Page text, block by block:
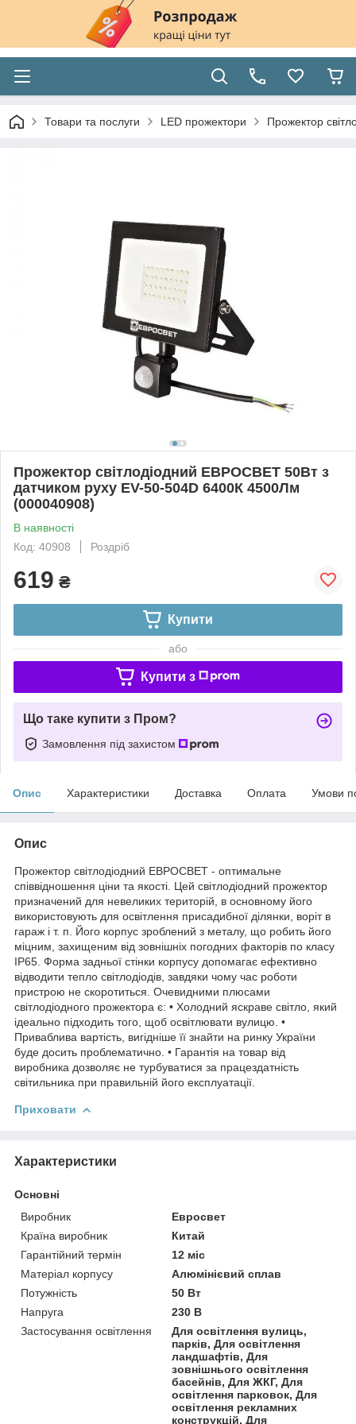
Товари та послуги LED прожектори Прожектор
Прожектор світлодіодний ЕВРОСВЕТ 50Вт з
датчиком руху EV-50-504D 6400К 4500Лм
(000040908)
В наявності
Код: 40908
Роздріб
619 ₴
Купити
або
Купити з
Що таке купити з Пром?
Замовлення під захистом
Опис Характеристики Доставка Оплата Умови
Опис
Прожектор світлодіодний ЕВРОСВЕТ - оптимальне
співвідношення ціни та якості. Цей світлодіодний прожектор
призначений для невеликих територій, в основному його
використовують для освітлення присадибної ділянки, воріт в
гараж і т. п. Його корпус зроблений з металу, що робить його
міцним, захищеним від зовнішніх погодних факторів по класу
IP65. Форма задньої стінки корпусу допомагає ефективно
відводити тепло світлодіодів, завдяки чому час роботи
пристрою не скоротиться. Очевидними плюсами
світлодіодного прожектора є: • Холодний яскраве світло, який
ідеально підходить того, щоб освітлювати вулицю. •
Приваблива вартість, вигідніше її знайти на ринку України
буде досить проблематично. • Гарантія на товар від
виробника дозволяє не турбуватися за працездатність
світильника при правильній його експлуатації.
Приховати
Характеристики
Основні
Виробник
Евросвет
Країна виробник
Китай
Гарантійний термін
12 міс
Матеріал корпусу
Алюмінієвий сплав
Потужність
50 Вт
Напруга
230 В
Застосування освітлення
Для освітлення вулиць,
парків, Для освітлення
ландшафтів, Для
зовнішнього освітлення
басейнів, Для ЖКГ, Для
освітлення парковок, Для
освітлення рекламних
конструкцій, Для